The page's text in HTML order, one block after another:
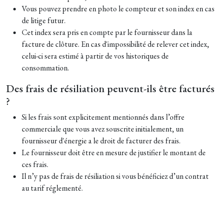
Vous pouvez prendre en photo le compteur et son index en cas
de litige futur.
Cet index sera pris en compte par le fournisseur dans la
facture de clôture. En cas d'impossibilité de relever cet index,
celui-ci sera estimé à partir de vos historiques de
consommation.
Des frais de résiliation peuvent-ils être facturés
?
Si les frais sont explicitement mentionnés dans l’offre
commerciale que vous avez souscrite initialement, un
fournisseur d'énergie a le droit de facturer des frais.
Le fournisseur doit être en mesure de justifier le montant de
ces frais.
Il n’y pas de frais de résiliation si vous bénéficiez d’un contrat
au tarif réglementé.